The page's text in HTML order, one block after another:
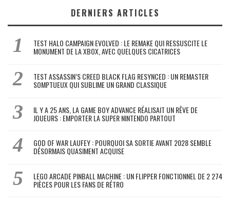
DERNIERS ARTICLES
TEST HALO CAMPAIGN EVOLVED : LE REMAKE QUI RESSUSCITE LE
MONUMENT DE LA XBOX, AVEC QUELQUES CICATRICES
TEST ASSASSIN’S CREED BLACK FLAG RESYNCED : UN REMASTER
SOMPTUEUX QUI SUBLIME UN GRAND CLASSIQUE
IL Y A 25 ANS, LA GAME BOY ADVANCE RÉALISAIT UN RÊVE DE
JOUEURS : EMPORTER LA SUPER NINTENDO PARTOUT
GOD OF WAR LAUFEY : POURQUOI SA SORTIE AVANT 2028 SEMBLE
DÉSORMAIS QUASIMENT ACQUISE
LEGO ARCADE PINBALL MACHINE : UN FLIPPER FONCTIONNEL DE 2 274
PIÈCES POUR LES FANS DE RÉTRO